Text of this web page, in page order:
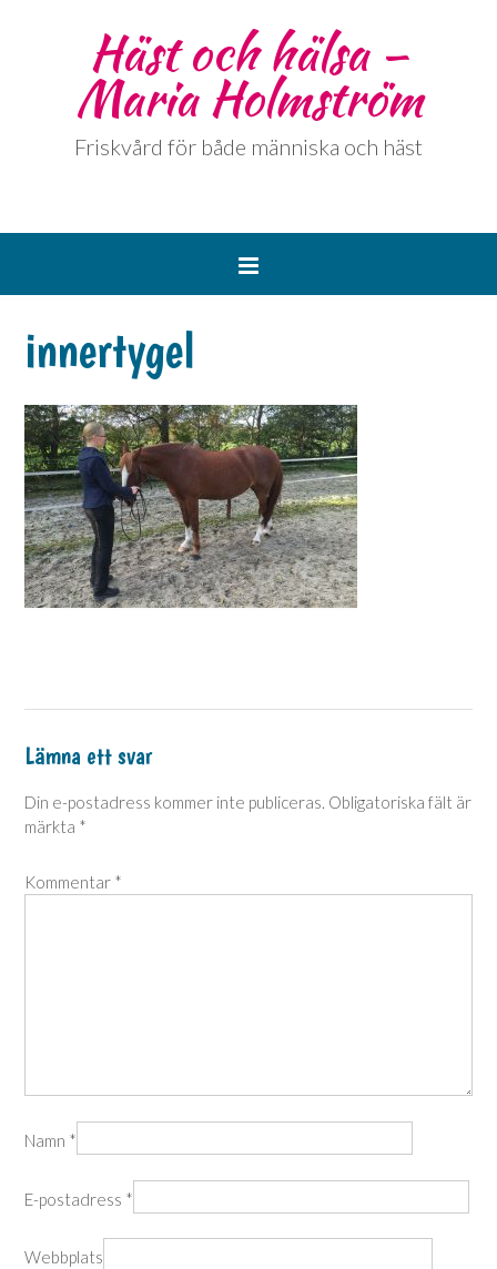
Häst och hälsa –
Maria Holmström
Friskvård för både människa och häst
innertygel
Lämna ett svar
Din e-postadress kommer inte publiceras. Obligatoriska fält är
märkta *
Kommentar *
Namn *
E-postadress *
Webbplats